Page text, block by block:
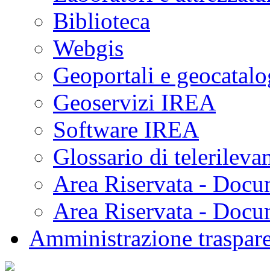
Biblioteca
Webgis
Geoportali e
Geoservizi IREA
Software IREA
Glossario di
Area Riservata -
Area Riservata -
Amministrazione